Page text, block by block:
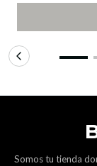
Somos tu tienda